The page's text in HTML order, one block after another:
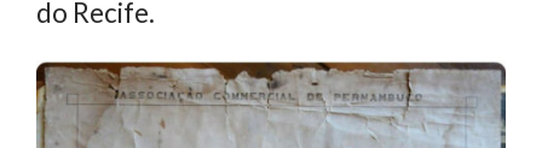
do Recife.